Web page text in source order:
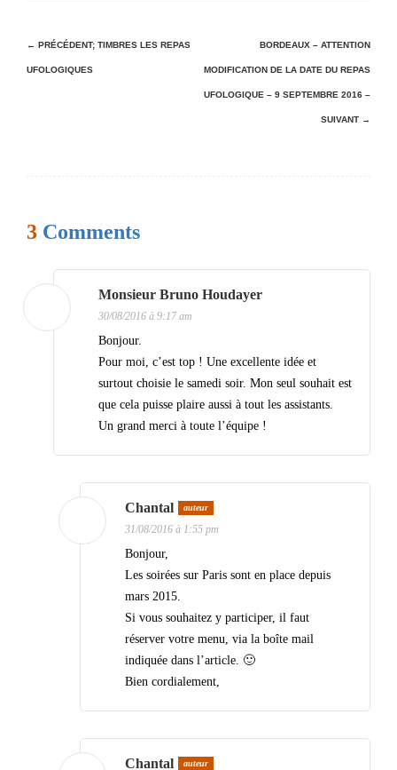
N
a
d
← PRÉCÉDENT; TIMBRES LES REPAS
UFOLOGIQUES
BORDEAUX – ATTENTION
MODIFICATION DE LA DATE DU REPAS
UFOLOGIQUE – 9 SEPTEMBRE 2016 –
SUIVANT →
3 Comments
Monsieur Bruno Houdayer
30/08/2016 à 9:17 am
Bonjour.
Pour moi, c’est top ! Une excellente idée et
surtout choisie le samedi soir. Mon seul souhait est
que cela puisse plaire aussi à tout les assistants.
Un grand merci à toute l’équipe !
Chantal auteur
31/08/2016 à 1:55 pm
Bonjour,
Les soirées sur Paris sont en place depuis
mars 2015.
Si vous souhaitez y participer, il faut
réserver votre menu, via la boîte mail
indiquée dans l’article. 🙂
Bien cordialement,
Chantal auteur